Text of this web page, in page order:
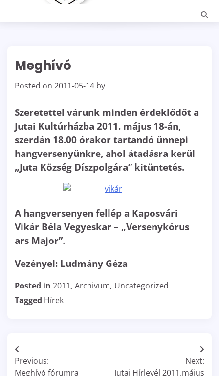
Meghívó
Posted on 2011-05-14 by
Szeretettel várunk minden érdeklődőt a
Jutai Kultúrházba 2011. május 18-án,
szerdán 18.00 órakor tartandó ünnepi
hangversenyünkre, ahol átadásra kerül
„Juta Község Díszpolgára” kitüntetés.
A hangversenyen fellép a Kaposvári
Vikár Béla Vegyeskar – „Versenykórus
ars Major”.
Vezényel: Ludmány Géza
Posted in 2011, Archivum, Uncategorized
Tagged Hírek
Bejegyzés
navigáció
Previous:
Meghívó fórumra
Next:
Jutai Hírlevél 2011.május